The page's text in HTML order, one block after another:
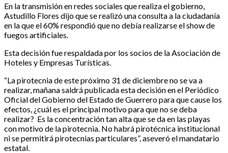
En la transmisión en redes sociales que realiza el gobierno,
Astudillo Flores dijo que se realizó una consulta a la ciudadanía
en la que el 60% respondió que no debía realizarse el show de
fuegos artificiales.
Esta decisión fue respaldada por los socios de la Asociación de
Hoteles y Empresas Turísticas.
“La pirotecnia de este próximo 31 de diciembre no se va a
realizar, mañana saldrá publicada esta decisión en el Periódico
Oficial del Gobierno del Estado de Guerrero para que cause los
efectos, ¿cuál es el principal motivo para que no se deba
realizar? Es la concentración tan alta que se da en las playas
con motivo de la pirotecnia. No habrá pirotécnica institucional
ni se permitirá pirotecnias particulares”, aseveró el mandatario
estatal.